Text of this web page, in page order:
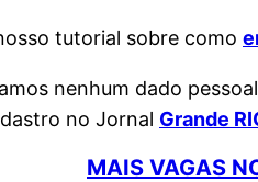
tutorial sobre como
nenhum dado
no Jornal Grande
MAIS VAGAS